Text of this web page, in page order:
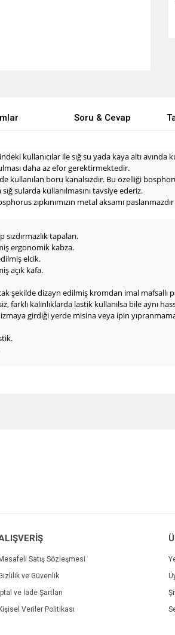
Soru & Cevap
kullanıcılar ile sığ su yada kaya altı avında
daha az efor gerektirmektedir.
boru kanalsızdır. Bu özelliği
sularda kullanılmasını tavsiye ederiz.
zıpkınımızın metal aksamı
tapaları.
ergonomik kabza.
elcik.
açık kafa.
şekilde dizayn edilmiş kromdan imal mafsallı
farklı kalınlıklarda lastik kullanılsa bile aynı
girdiği yerde misina veya ipin
Mesafeli Satış Sözleşmesi
ve Güvenlik
ve İade Şartları
Kişisel Veriler Politikası